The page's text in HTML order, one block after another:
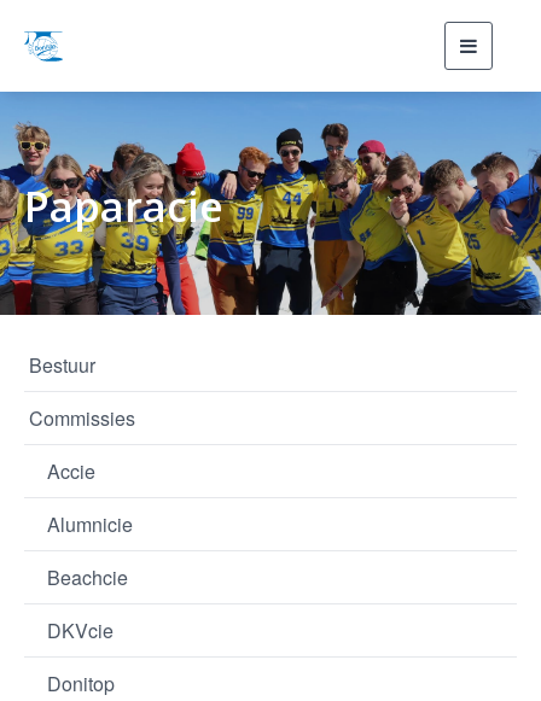
Toggle
Paparacie
Bestuur
Commissies
Accie
Alumnicie
Beachcie
DKVcie
Donitop